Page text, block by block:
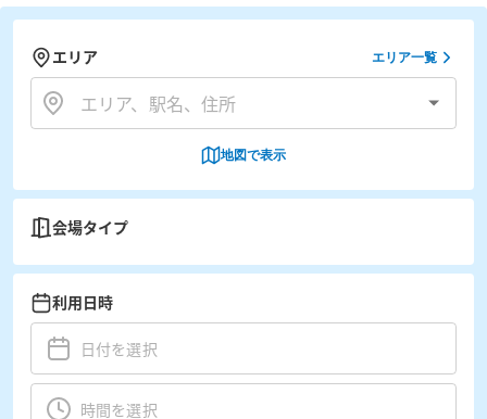
エリア エリア一覧
地図で表示
会場タイプ
利用日時